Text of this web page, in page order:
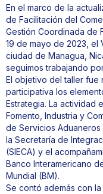
En el marco de la
de Facilitación del
Gestión Coordinada de
19 de mayo de 2023, el
ciudad de Managua,
seguimos trabajando
El objetivo del taller fue
participativa los
Estrategia. La actividad
Fomento, Industria y
de Servicios
la Secretaría de
(SIECA) y el
Banco Interamericano
Mundial (BM).
Se contó además con